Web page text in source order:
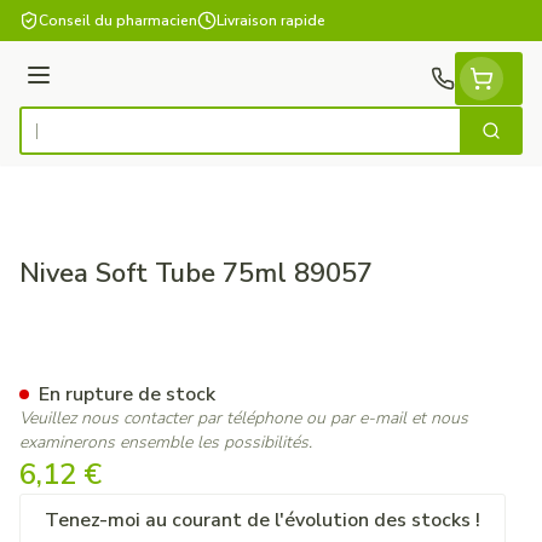
Aller au contenu
Conseil du pharmacien Livraison rapide
Menu
Rechercher
Nivea Soft Tube 75ml 89057
6,12 €
Tenez-moi au courant de l'évolution des stocks !
En rupture de stock
Veuillez nous contacter par téléphone ou par e-mail et nous
examinerons ensemble les possibilités.